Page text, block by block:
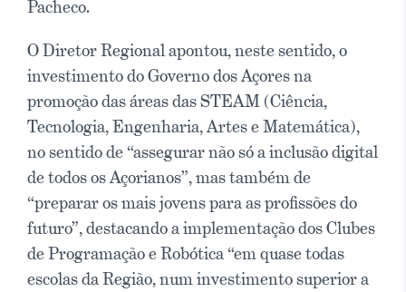
Pacheco.
O Diretor Regional apontou, neste sentido, o
investimento do Governo dos Açores na
promoção das áreas das STEAM (Ciência,
Tecnologia, Engenharia, Artes e Matemática),
no sentido de “assegurar não só a inclusão digital
de todos os Açorianos”, mas também de
“preparar os mais jovens para as profissões do
futuro”, destacando a implementação dos Clubes
de Programação e Robótica “em quase todas
escolas da Região, num investimento superior a